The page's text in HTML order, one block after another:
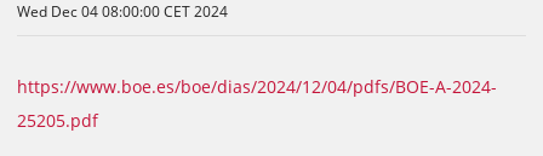
Wed Dec 04 08:00:00 CET 2024
https://www.boe.es/boe/dias/2024/12/04/pdfs/BOE-A-2024-
25205.pdf